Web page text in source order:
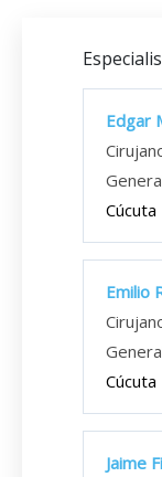
Edgar
Cúcuta
Emilio
Cúcuta
Jaime